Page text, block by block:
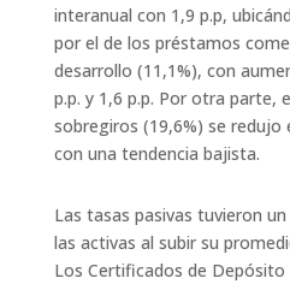
interanual con 1,9 p.p,
por el de los préstamos
desarrollo (11,1%), con
p.p. y 1,6 p.p. Por otra parte,
sobregiros (19,6%) se redujo
con una tendencia bajista.
Las tasas pasivas tuvieron
las activas al subir su
Los Certificados de Depósito